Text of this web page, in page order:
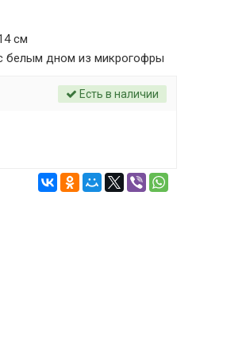
см
белым дном из микрогофры
Есть в наличии